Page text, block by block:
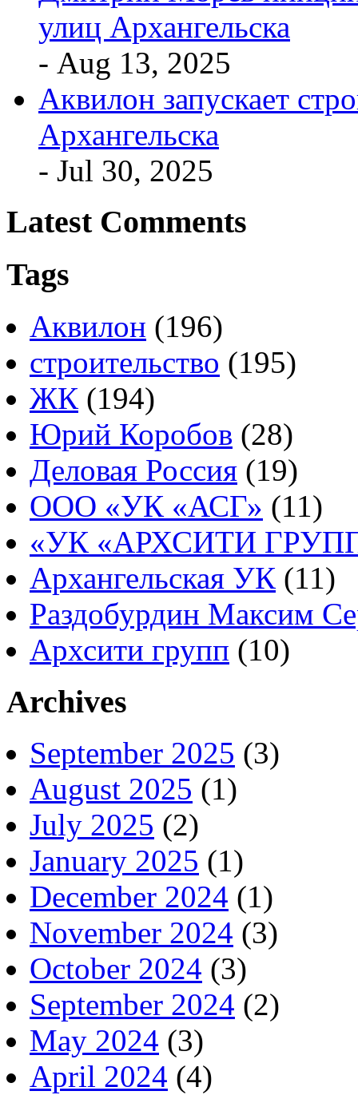
улиц Архангельска
- Aug 13, 2025
Аквилон запускает
Архангельска
- Jul 30, 2025
Latest Comments
Tags
Аквилон (196)
строительство (195)
ЖК (194)
Юрий Коробов (28)
Деловая Россия (19)
ООО «УК «АСГ» (11)
«УК «АРХСИТИ
Архангельская УК (11)
Раздобурдин Максим
Архсити групп (10)
Archives
September 2025 (3)
August 2025 (1)
July 2025 (2)
January 2025 (1)
December 2024 (1)
November 2024 (3)
October 2024 (3)
September 2024 (2)
May 2024 (3)
April 2024 (4)